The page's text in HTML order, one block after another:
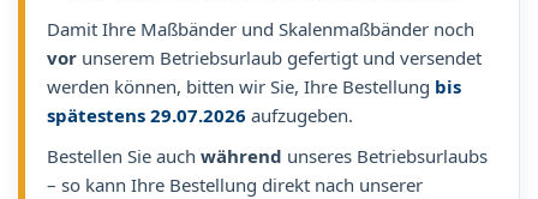
Damit Ihre Maßbänder und Skalenmaßbänder noch
vor unserem Betriebsurlaub gefertigt und versendet
werden können, bitten wir Sie, Ihre Bestellung bis
spätestens 29.07.2026 aufzugeben.
Bestellen Sie auch während unseres Betriebsurlaubs
– so kann Ihre Bestellung direkt nach unserer